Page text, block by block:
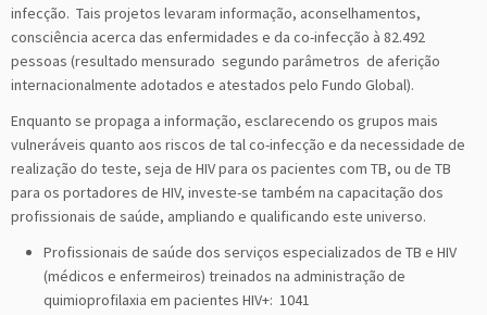
infecção. Tais projetos levaram informação, aconselhamentos,
consciência acerca das enfermidades e da co-infecção à 82.492
pessoas (resultado mensurado segundo parâmetros de aferição
internacionalmente adotados e atestados pelo Fundo Global).
Enquanto se propaga a informação, esclarecendo os grupos mais
vulneráveis quanto aos riscos de tal co-infecção e da necessidade de
realização do teste, seja de HIV para os pacientes com TB, ou de TB
para os portadores de HIV, investe-se também na capacitação dos
profissionais de saúde, ampliando e qualificando este universo.
Profissionais de saúde dos serviços especializados de TB e HIV
(médicos e enfermeiros) treinados na administração de
quimioprofilaxia em pacientes HIV+: 1041